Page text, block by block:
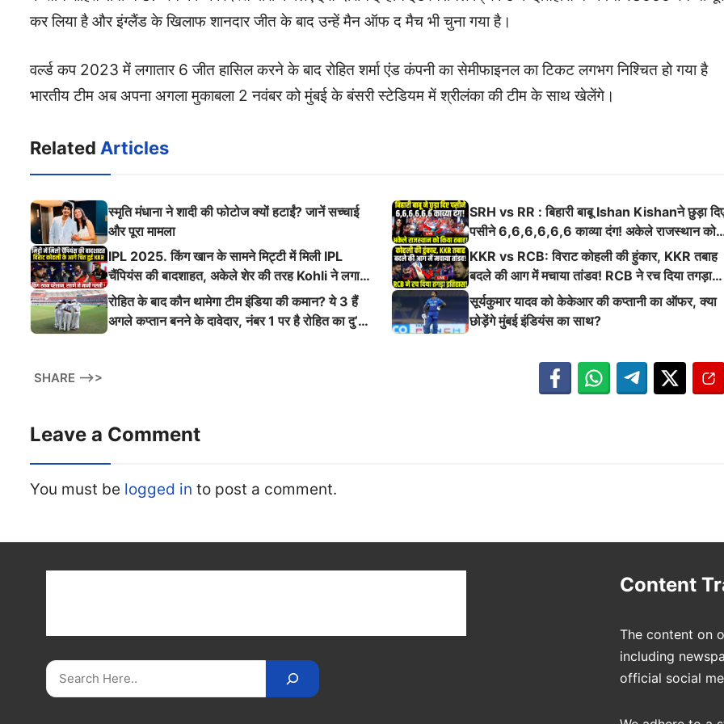
कर लिया है और इंग्लैंड के खिलाफ शानदार जीत के बाद उन्हें मैन ऑफ द मैच भी चुना गया है।
वर्ल्ड कप 2023 में लगातार 6 जीत हासिल करने के बाद रोहित शर्मा एंड कंपनी का सेमीफाइनल का टिकट लगभग निश्चित हो गया है
भारतीय टीम अब अपना अगला मुकाबला 2 नवंबर को मुंबई के बंसरी स्टेडियम में श्रीलंका की टीम के साथ खेलेंगे।
Related Articles
स्मृति मंधाना ने शादी की फोटोज क्यों हटाईं? जानें सच्चाई
और पूरा मामला
SRH vs RR : बिहारी बाबू Ishan Kishanने छुड़ा
पसीने 6,6,6,6,6,6 काव्या दंग! अकेले राजस्थान को
किया तबाह!
IPL 2025. किंग खान के सामने मिट्टी में मिली IPL
चैंपियंस की बादशाहत, अकेले शेर की तरह Kohli ने लगाई
ऐसी दहाड़
KKR vs RCB: विराट कोहली की हुंकार, KKR तबाह
बदले की आग में मचाया तांडव! RCB ने रच दिया तगड़ा
इतिहास
रोहित के बाद कौन थामेगा टीम इंडिया की कमान? ये 3 हैं
अगले कप्तान बनने के दावेदार, नंबर 1 पर है रोहित का दु’
सूर्यकुमार यादव को केकेआर की कप्तानी का ऑफर, क्या
छोड़ेंगे मुंबई इंडियंस का साथ?
SHARE -->>
Leave a Comment
You must be logged in to post a comment.
Search
Content
The content on
including
official social